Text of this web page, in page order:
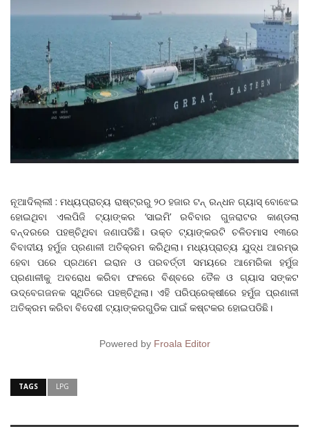
ନୂଆଦିଲ୍ଲୀ : ମଧ୍ୟପ୍ରାଚ୍ୟ ରାଷ୍ଟ୍ରରୁ ୨୦ ହଜାର ଟନ୍‌ ରନ୍ଧନ ଗ୍ୟାସ୍‌ ବୋଝେଇ
ହୋଇଥିବା ଏଲପିଜି ଟ୍ୟାଙ୍କର ‘ସାଇମି’ ରବିବାର ଗୁଜରାଟର କାଣ୍ଡଲା
ବନ୍ଦରରେ ପହଞ୍ଚିଥିବା ଜଣାପଡିଛି। ଉକ୍ତ ଟ୍ୟାଙ୍କରଟି ଚଳିତମାସ ୧୩ରେ
ବିବାଦୀୟ ହର୍ମୁଜ ପ୍ରଣାଳୀ ଅତିକ୍ରମ କରିଥିଲା। ମଧ୍ୟପ୍ରାଚ୍ୟ ଯୁଦ୍ଧ ଆରମ୍ଭ
ହେବା ପରେ ପ୍ରଥମେ ଇରାନ ଓ ପରବର୍ତ୍ତୀ ସମୟରେ ଆମେରିକା ହର୍ମୁଜ
ପ୍ରଣାଳୀକୁ ଅବରୋଧ କରିବା ଫଳରେ ବିଶ୍ବରେ ତୈଳ ଓ ଗ୍ୟାସ ସଙ୍କଟ
ଉଦ୍‌ବେଗଜନକ ସ୍ଥିତିରେ ପହଞ୍ଚିଥିଲା। ଏହି ପରିପ୍ରେକ୍ଷୀରେ ହର୍ମୁଜ ପ୍ରଣାଳୀ
ଅତିକ୍ରମ କରିବା ବିଦେଶୀ ଟ୍ୟାଙ୍କରଗୁଡିକ ପାଇଁ କଷ୍ଟକର ହୋଇପଡିଛି।
Powered by Froala Editor
TAGS LPG